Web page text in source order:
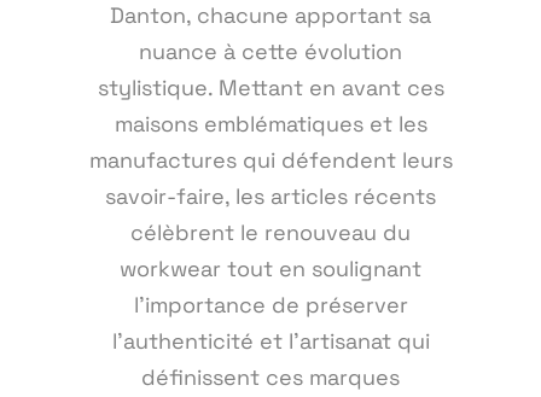
Danton, chacune apportant sa
nuance à cette évolution
stylistique. Mettant en avant ces
maisons emblématiques et les
manufactures qui défendent leurs
savoir-faire, les articles récents
célèbrent le renouveau du
workwear tout en soulignant
l'importance de préserver
l'authenticité et l'artisanat qui
définissent ces marques